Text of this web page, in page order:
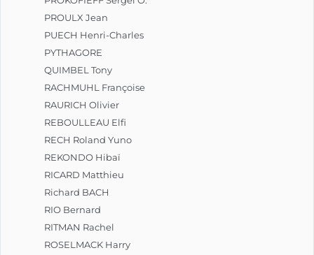
PROULX Jean
PUECH Henri-Charles
PYTHAGORE
QUIMBEL Tony
RACHMUHL Françoise
RAURICH Olivier
REBOULLEAU Elfi
RECH Roland Yuno
REKONDO Hibaï
RICARD Matthieu
Richard BACH
RIO Bernard
RITMAN Rachel
ROSELMACK Harry